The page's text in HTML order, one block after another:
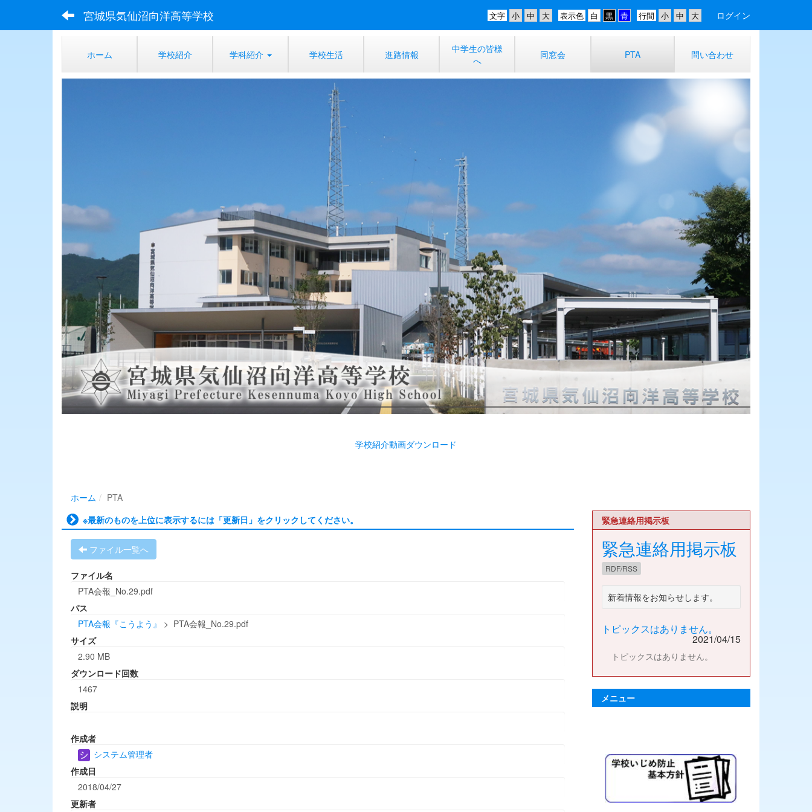
宮城県気仙沼向洋高等学校 行間
表示色
文字 ログイン
ホーム 学校紹介 学科紹介 学校生活 進路情報
中学生の皆様
へ
同窓会 PTA 問い合わせ
学校紹介動画ダウンロード
ホーム
PTA
※最新のものを上位に表示するには「更新日」をクリックしてください。
ファイル一覧へ
ファイル名
PTA会報_No.29.pdf
パス
PTA会報『こうよう』
> PTA会報_No.29.pdf
サイズ
2.90 MB
ダウンロード回数
1467
説明
作成者
システム管理者
作成日
2018/04/27
更新者
緊急連絡用掲示板
緊急連絡用掲示板
RDF/RSS
新着情報をお知らせします。
トピックスはありません。
2021/04/15
トピックスはありません。
メニュー